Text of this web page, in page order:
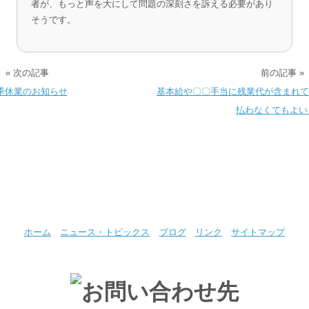
者が、もっと声を大にして問題の深刻さを訴える必要があり
そうです。
« 次の記事
休業のお知らせ
前の記事 »
基本給や〇〇手当に残業代が含まれ
払わなくてもよい
ホーム ニュース・トピックス ブログ リンク サイトマップ